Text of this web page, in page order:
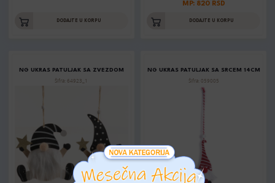
DODAJTE U KORPU
MP: 820 RSD
DODAJTE U KORPU
NG UKRAS PATULJAK SA ZVEZDOM
Šifra: 64923_1
NG UKRAS PATULJAK SA SRCEM 14CM
Šifra: 059005